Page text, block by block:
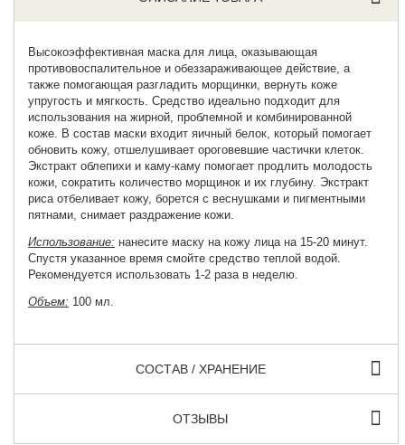
Высокоэффективная маска для лица , оказывающая
противовоспалительное и обеззараживающее действие, а
также помогающая разгладить морщинки, вернуть коже
упругость и мягкость. Средство идеально подходит для
использования на жирной, проблемной и комбинированной
коже. В состав маски входит яичный белок, который помогает
обновить кожу, отшелушивает ороговевшие частички клеток.
Экстракт облепихи и каму-каму помогает продлить молодость
кожи, сократить количество морщинок и их глубину. Экстракт
риса отбеливает кожу, борется с веснушками и пигментными
пятнами, снимает раздражение кожи.
Использование: нанесите маску на кожу лица на 15-20 минут.
Спустя указанное время смойте средство теплой водой.
Рекомендуется использовать 1-2 раза в неделю.
Объем: 100 мл.
СОСТАВ / ХРАНЕНИЕ
ОТЗЫВЫ